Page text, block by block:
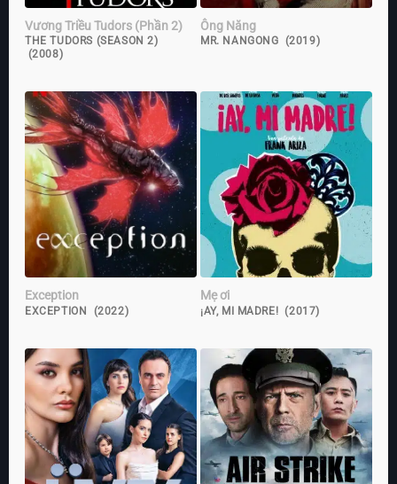
Vương Triều Tudors (Phần 2)
THE TUDORS (SEASON 2)
(2008)
Ông Năng
MR. NANGONG (2019)
Exception
EXCEPTION (2022)
Mẹ ơi
¡AY, MI MADRE! (2017)